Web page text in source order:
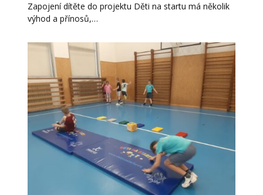
Zapojení dítěte do projektu Děti na startu má několik
výhod a přínosů,…